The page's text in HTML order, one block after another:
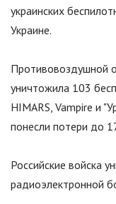
украинских
Украине.
Противовоздушной
уничтожила 103
HIMARS, Vampire и "
понесли потери до
Российские войска
радиоэлектронной